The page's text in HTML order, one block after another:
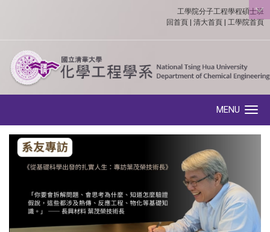
:::
工學院分子工程學程碩士班
回首頁
清大首頁 工學院首頁
MENU